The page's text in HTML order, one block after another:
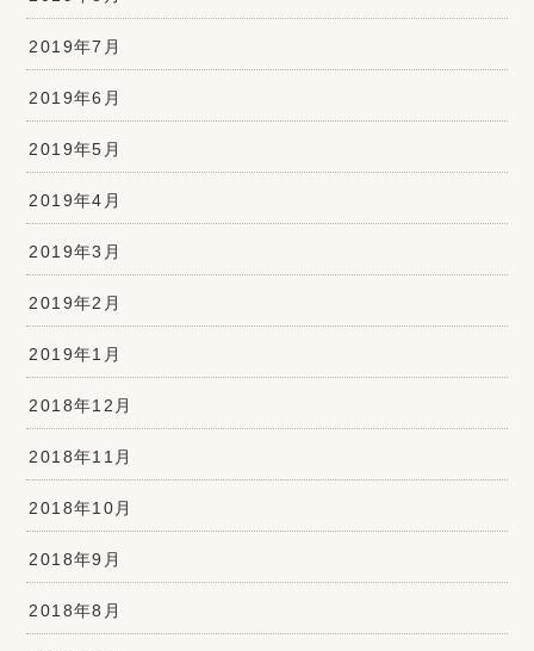
2019年7月
2019年6月
2019年5月
2019年4月
2019年3月
2019年2月
2019年1月
2018年12月
2018年11月
2018年10月
2018年9月
2018年8月